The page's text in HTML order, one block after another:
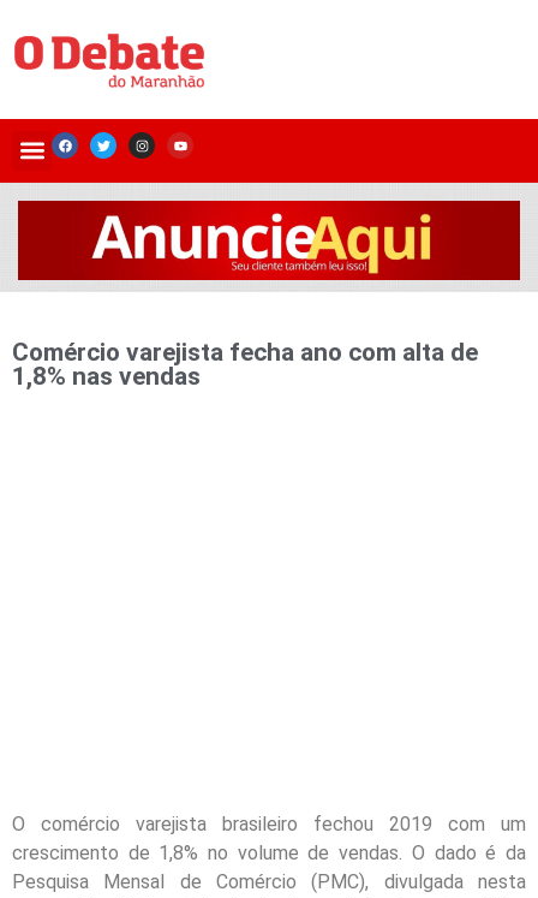
Comércio varejista fecha ano com alta de
1,8% nas vendas
O comércio varejista brasileiro fechou 2019 com um
crescimento de 1,8% no volume de vendas. O dado é da
Pesquisa Mensal de Comércio (PMC), divulgada nesta